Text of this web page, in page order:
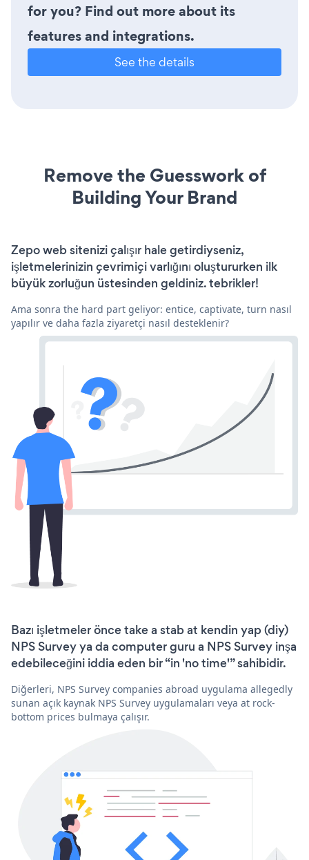
for you? Find out more about its
features and integrations.
See the details
Remove the Guesswork of
Building Your Brand
Zepo web sitenizi çalışır hale getirdiyseniz,
işletmelerinizin çevrimiçi varlığını oluştururken ilk
büyük zorluğun üstesinden geldiniz. tebrikler!
Ama sonra the hard part geliyor: entice, captivate, turn nasıl
yapılır ve daha fazla ziyaretçi nasıl desteklenir?
Bazı işletmeler önce take a stab at kendin yap (diy)
NPS Survey ya da computer guru a NPS Survey inşa
edebileceğini iddia eden bir “in 'no time'” sahibidir.
Diğerleri, NPS Survey companies abroad uygulama allegedly
sunan açık kaynak NPS Survey uygulamaları veya at rock-
bottom prices bulmaya çalışır.